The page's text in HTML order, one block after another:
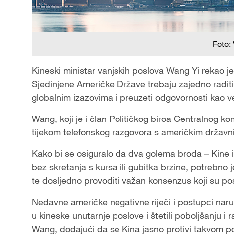
Foto:
Kineski ministar vanjskih poslova Wang Yi rekao
Sjedinjene Američke Države trebaju zajedno
globalnim izazovima i preuzeti odgovornosti kao
Wang, koji je i član Političkog biroa Centralnog
tijekom telefonskog razgovora s američkim
Kako bi se osiguralo da dva golema broda –
bez skretanja s kursa ili gubitka brzine,
te dosljedno provoditi važan konsenzus koji su
Nedavne američke negativne riječi i postupci
u kineske unutarnje poslove i štetili poboljšanju i
Wang, dodajući da se Kina jasno protivi takvom